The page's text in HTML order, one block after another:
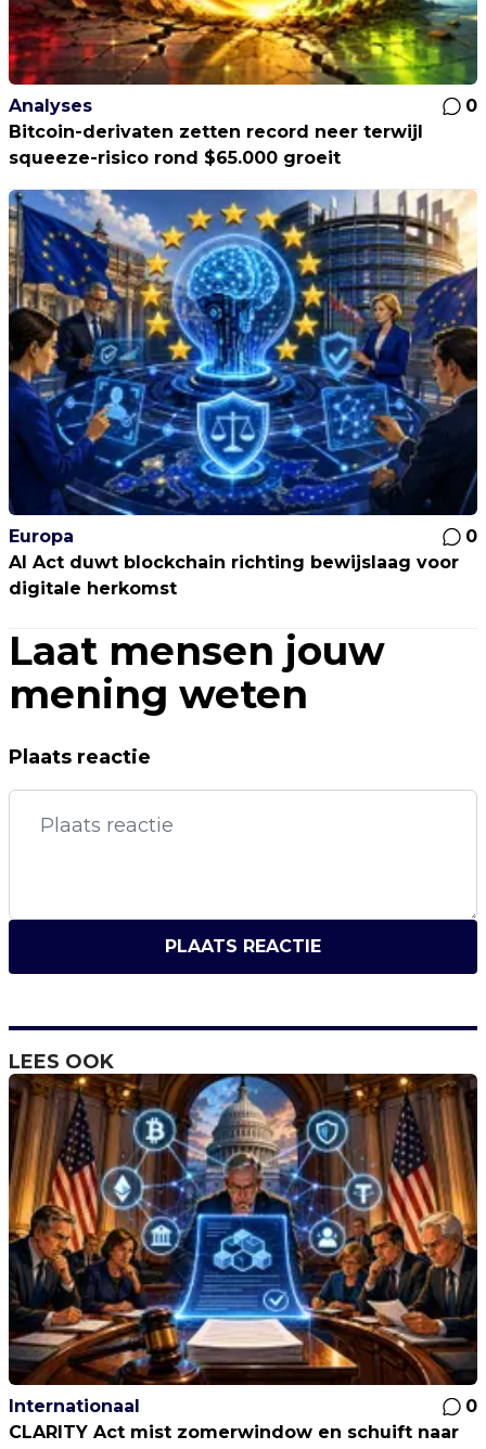
Analyses
0
Bitcoin-derivaten zetten record neer terwijl
squeeze-risico rond $65.000 groeit
Europa
0
AI Act duwt blockchain richting bewijslaag voor
digitale herkomst
Laat mensen jouw
mening weten
Plaats reactie
PLAATS REACTIE
LEES OOK
Internationaal
0
CLARITY Act mist zomerwindow en schuift naar